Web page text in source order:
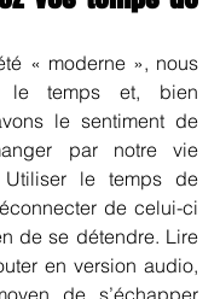
« moderne », nous
le temps et, bien
le sentiment de
par notre vie
Utiliser le temps de
de celui-ci
de se détendre. Lire
en version audio,
de s’échapper